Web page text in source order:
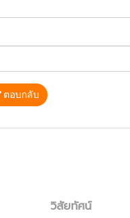
ตอบกลับ
วิสัยทัศน์